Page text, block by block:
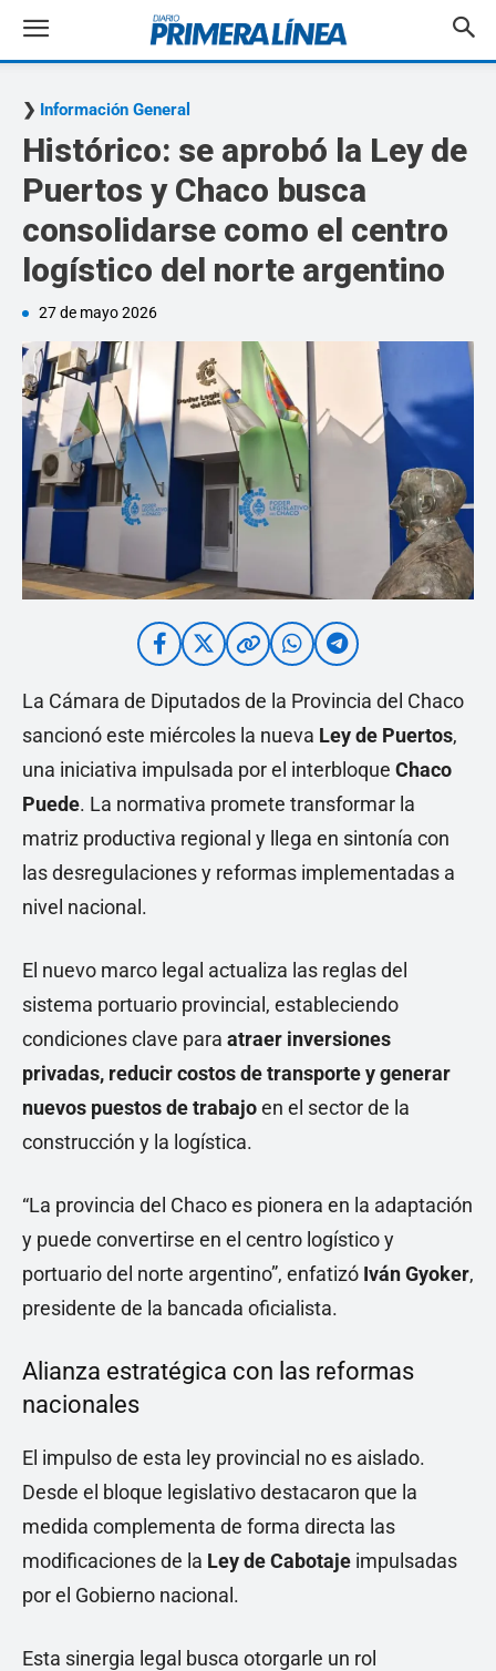
Información General
Histórico: se aprobó la Ley de
Puertos y Chaco busca
consolidarse como el centro
logístico del norte argentino
27 de mayo 2026
La Cámara de Diputados de la Provincia del Chaco
sancionó este miércoles la nueva Ley de Puertos,
una iniciativa impulsada por el interbloque Chaco
Puede. La normativa promete transformar la
matriz productiva regional y llega en sintonía con
las desregulaciones y reformas implementadas a
nivel nacional.
El nuevo marco legal actualiza las reglas del
sistema portuario provincial, estableciendo
condiciones clave para atraer inversiones
privadas, reducir costos de transporte y generar
nuevos puestos de trabajoen el sector de la
construcción y la logística.
“La provincia del Chaco es pionera en la adaptación
y puede convertirse en el centro logístico y
portuario del norte argentino”, enfatizó Iván Gyoker,
presidente de la bancada oficialista.
Alianza estratégica con las reformas
nacionales
El impulso de esta ley provincial no es aislado.
Desde el bloque legislativo destacaron que la
medida complementa de forma directa las
modificaciones de la Ley de Cabotaje impulsadas
por el Gobierno nacional.
Esta sinergia legal busca otorgarle un rol